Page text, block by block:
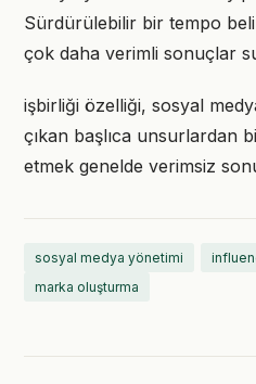
Sürdürülebilir bir tempo
çok daha verimli sonuçlar
işbirliği özelliği, sosyal
çıkan başlıca unsurlardan
etmek genelde verimsiz
sosyal medya yönetimi
marka oluşturma